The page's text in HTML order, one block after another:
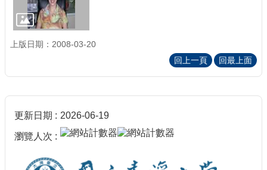
上版日期：2008-03-20
回上一頁
回最上面
更新日期 2026-06-19
瀏覽人次